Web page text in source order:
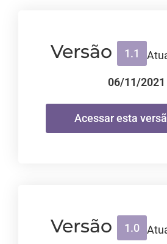
Versão 1.1
06/11/2021
Acessar esta
Versão 1.0